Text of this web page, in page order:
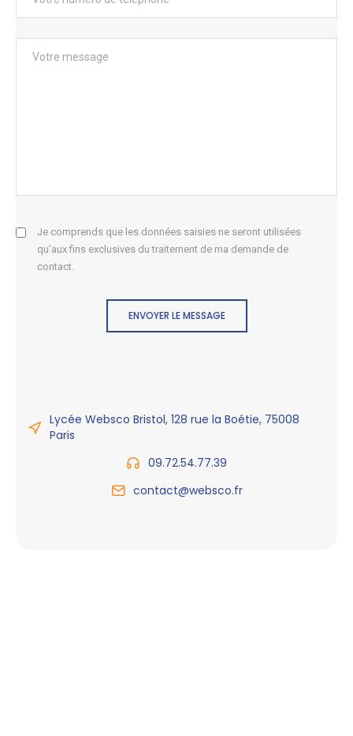
Je comprends que les données saisies ne seront utilisées
qu'aux fins exclusives du traitement de ma demande de
contact.
ENVOYER LE MESSAGE
Lycée Websco Bristol, 128 rue la Boétie, 75008
Paris
09.72.54.77.39
contact@websco.fr